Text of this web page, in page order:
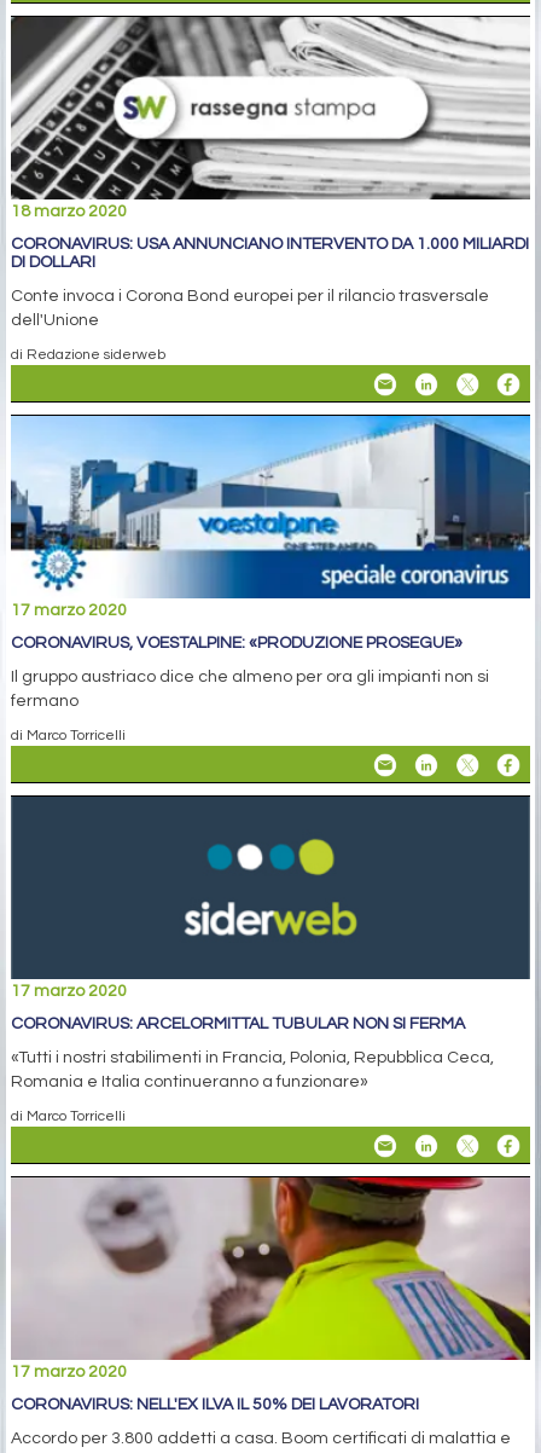
18 marzo 2020
CORONAVIRUS: USA ANNUNCIANO INTERVENTO DA 1.000 MILIARDI
DI DOLLARI
Conte invoca i Corona Bond europei per il rilancio trasversale
dell'Unione
di Redazione siderweb
17 marzo 2020
CORONAVIRUS, VOESTALPINE: «PRODUZIONE PROSEGUE»
Il gruppo austriaco dice che almeno per ora gli impianti non si
fermano
di Marco Torricelli
17 marzo 2020
CORONAVIRUS: ARCELORMITTAL TUBULAR NON SI FERMA
«Tutti i nostri stabilimenti in Francia, Polonia, Repubblica Ceca,
Romania e Italia continueranno a funzionare»
di Marco Torricelli
17 marzo 2020
CORONAVIRUS: NELL'EX ILVA IL 50% DEI LAVORATORI
Accordo per 3.800 addetti a casa. Boom certificati di malattia e